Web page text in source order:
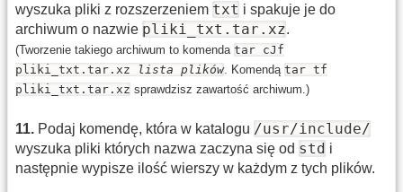
wyszuka pliki z rozszerzeniem txt i spakuje je do
archiwum o nazwie pliki_txt.tar.xz.
(Tworzenie takiego archiwum to komenda tar cJf
pliki_txt.tar.xz
lista plików. Komendą tar tf
pliki_txt.tar.xz sprawdzisz zawartość archiwum.)
11. Podaj komendę, która w katalogu /usr/include/
wyszuka pliki których nazwa zaczyna się od std i
następnie wypisze ilość wierszy w każdym z tych plików.